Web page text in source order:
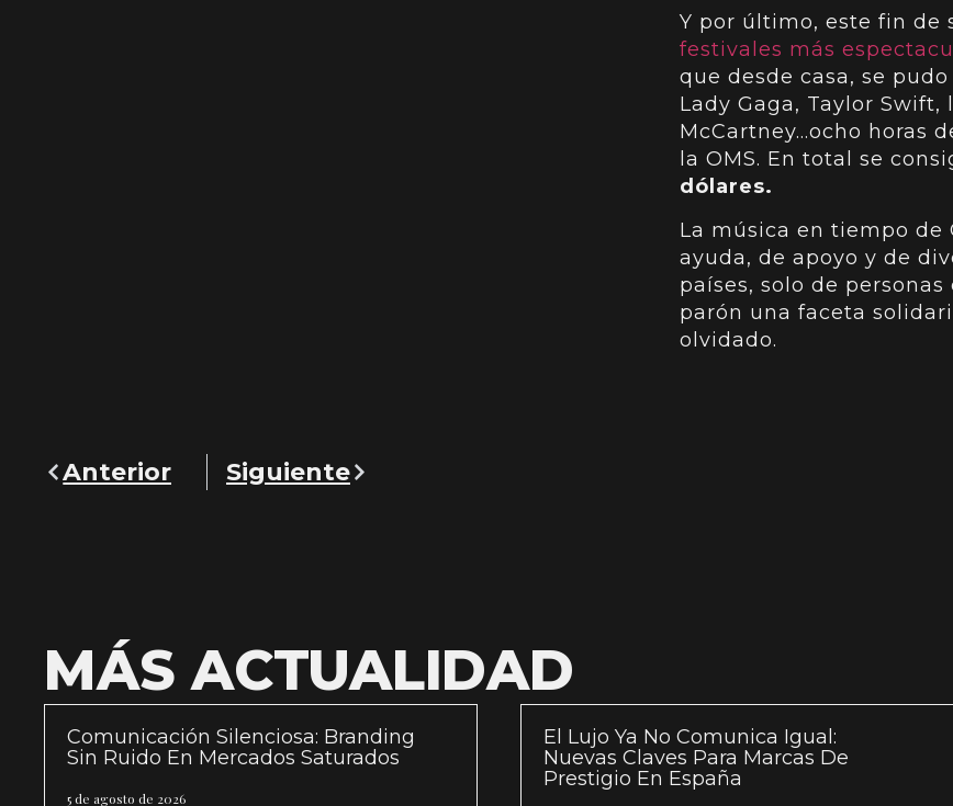
Y por último, este fin de
festivales más
que desde casa, se
Lady Gaga, Taylor
McCartney…ocho horas
la OMS. En total se
dólares.
La música en tiempo de
ayuda, de apoyo y de
países, solo de
parón una faceta
olvidado.
Anterior Siguiente
MÁS ACTUALIDAD
Comunicación Silenciosa: Branding
Sin Ruido En Mercados Saturados
5 de agosto de 2026
El Lujo Ya No Comunica Igual:
Nuevas Claves Para Marcas De
Prestigio En España